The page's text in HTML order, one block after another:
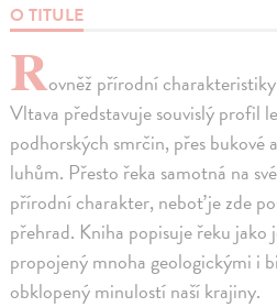
O TITULE
Rovněž přírodní
Vltava představuje souvislý profil
podhorských smrčin, přes bukové
luhům. Přesto řeka samotná na
přírodní charakter, neboť je zde
přehrad. Kniha popisuje řeku jako
propojený mnoha geologickými i
obklopený minulostí naší krajiny.